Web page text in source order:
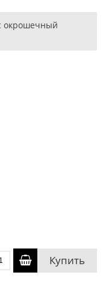
окрошечный
Купить